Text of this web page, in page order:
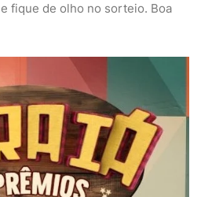
e fique de olho no sorteio. Boa